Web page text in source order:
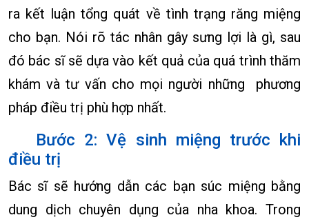
ra kết luận tổng quát về tình trạng răng miệng
cho bạn. Nói rõ tác nhân gây sưng lợi là gì, sau
đó bác sĩ sẽ dựa vào kết quả của quá trình thăm
khám và tư vấn cho mọi người những phương
pháp điều trị phù hợp nhất.
Bước 2: Vệ sinh miệng trước khi
điều trị
Bác sĩ sẽ hướng dẫn các bạn súc miệng bằng
dung dịch chuyên dụng của nha khoa. Trong